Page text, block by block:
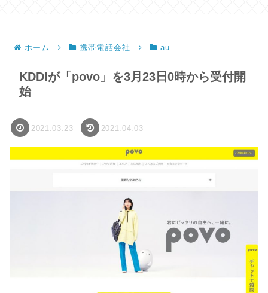
ホーム 携帯電話会社 au
KDDIが「povo」を3月23日0時から受付開
始
2021.03.23 2021.04.03